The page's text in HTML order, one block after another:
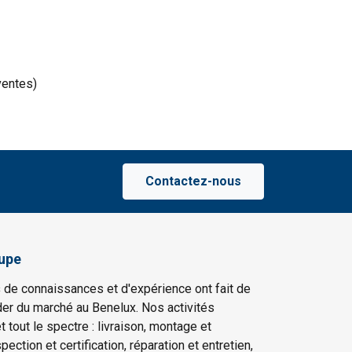
Contactez-nous
de connaissances et d'expérience ont fait de
du marché au Benelux. Nos activités
tout le spectre : livraison, montage et
et certification, réparation et entretien,